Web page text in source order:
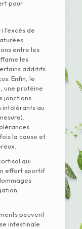
pour
l’excès de
entre les
les
additifs
Enfin, le
une protéine
jonctions
intolérants au
la cause et
qui
effort sportif
peuvent
intestinale